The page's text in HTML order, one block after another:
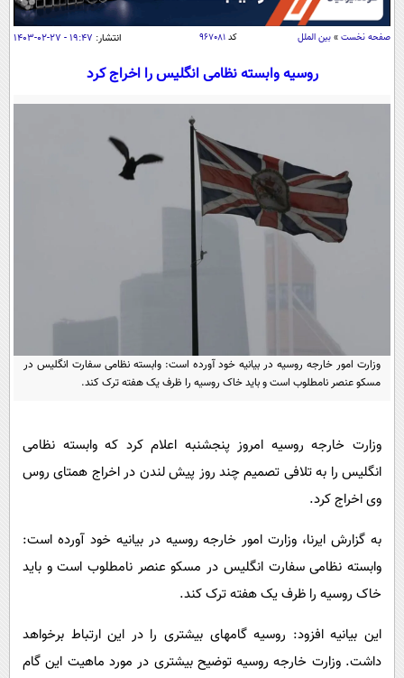
اقتصاد
اقتصادی
جامعه
حوادث
سلامت
یک برش دانایی
سفر و تفریح
بین الملل
سیاست خارجی
فرهنگ و هنر
علم و دانش
فناوری و It
علمی
قرآن
گوناگون
سیاست
فناوری
گوناگون
محیط زیست
بین الملل
خواندنی ها و دیدنی ها
داستان کوتاه
روانشناسی
آشپزی
آموزش زبان
صفحه نخست » بین الملل کد۹۶۷۰۸۱ انتشار: ۱۹:۴۷ - ۲۷-۰۲-۱۴۰۳
روسیه وابسته نظامی انگلیس را اخراج کرد
وزارت امور خارجه روسیه در بیانیه خود آورده است: وابسته نظامی سفارت انگلیس در
مسکو عنصر نامطلوب است و باید خاک روسیه را ظرف یک هفته ترک کند.
وزارت خارجه روسیه امروز پنجشنبه اعلام کرد که وابسته نظامی
انگلیس را به تلافی تصمیم چند روز پیش لندن در اخراج همتای روس
وی اخراج کرد.
به گزارش ایرنا، وزارت امور خارجه روسیه در بیانیه خود آورده است:
وابسته نظامی سفارت انگلیس در مسکو عنصر نامطلوب است و باید
خاک روسیه را ظرف یک هفته ترک کند.
این بیانیه افزود: روسیه گامهای بیشتری را در این ارتباط برخواهد
داشت. وزارت خارجه روسیه توضیح بیشتری در مورد ماهیت این گام